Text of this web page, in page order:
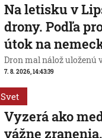
Na letisku v
drony. Podľa
útok na
Dron mal nálož uloženú
7. 8. 2026, 14:43:39
Svet
Vyzerá ako
vážne